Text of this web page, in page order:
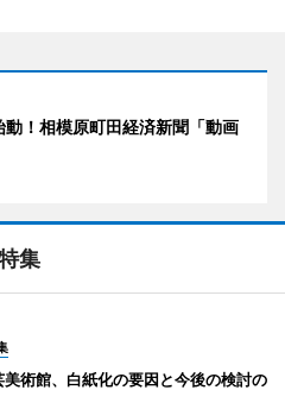
！相模原町田経済新聞「動画
集
美術館、白紙化の要因と今後の検討の